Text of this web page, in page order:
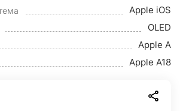
Apple iOS
OLED
Apple A
Apple A18